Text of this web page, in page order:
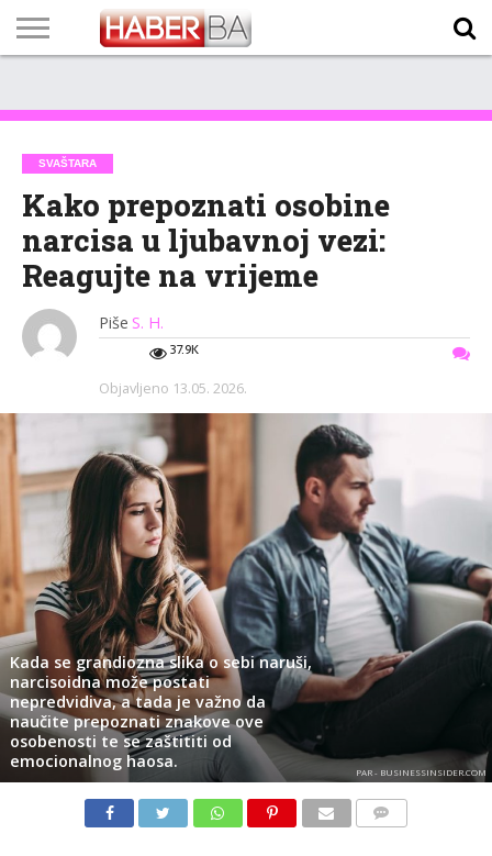
TECH
PROGRAM
PROGNOZA
PUTEVIMA
LISTA
NAMA
SVAŠTARA
Kako prepoznati osobine
narcisa u ljubavnoj vezi:
Reagujte na vrijeme
Piše S. H.
37.9K
Objavljeno 13.05. 2026.
Kada se grandiozna slika o sebi naruši,
narcisoidna može postati
nepredvidiva, a tada je važno da
naučite prepoznati znakove ove
osobenosti te se zaštititi od
emocionalnog haosa.
PAR - BUSINESSINSIDER.COM